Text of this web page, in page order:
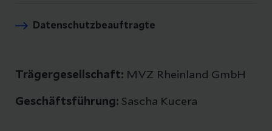
Datenschutzbeauftragte
Trägergesellschaft: MVZ Rheinland GmbH
Geschäftsführung: Sascha Kucera